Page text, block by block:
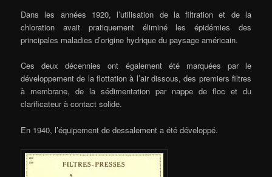
Dans les années 1920, l’utilisation de la filtration et de la
chloration avait pratiquement éliminé les épidémies des
principales maladies d’origine hydrique du paysage américain.
Ces deux décennies ont également été marquées par le
développement de la flottation à l’air dissous, des premiers filtres
à membrane, de la sédimentation par nappe de floc et du
clarificateur à contact solide.
En 1940, l’équipement de dessalement a été développé.